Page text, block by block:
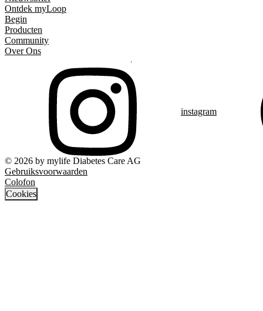
Ontdek myLoop
Begin
Producten
Community
Over Ons
instagram
© 2026 by mylife Diabetes Care AG
Gebruiksvoorwaarden
Colofon
Cookies